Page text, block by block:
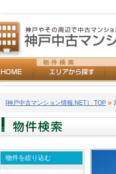
[神戸中古マンション情報.NET］ TOP
物件を絞り込む